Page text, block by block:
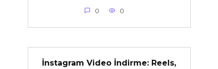
0 0
İnstagram Video İndirme: Reels,